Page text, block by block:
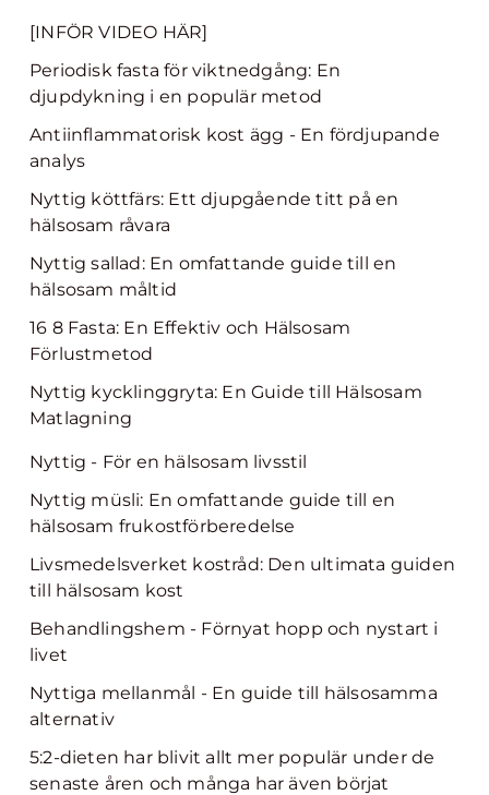
[INFÖR VIDEO HÄR]
Periodisk fasta för viktnedgång: En
djupdykning i en populär metod
Antiinflammatorisk kost ägg - En fördjupande
analys
Nyttig köttfärs: Ett djupgående titt på en
hälsosam råvara
Nyttig sallad: En omfattande guide till en
hälsosam måltid
16 8 Fasta: En Effektiv och Hälsosam
Förlustmetod
Nyttig kycklinggryta: En Guide till Hälsosam
Matlagning
Nyttig - För en hälsosam livsstil
Nyttig müsli: En omfattande guide till en
hälsosam frukostförberedelse
Livsmedelsverket kostråd: Den ultimata guiden
till hälsosam kost
Behandlingshem - Förnyat hopp och nystart i
livet
Nyttiga mellanmål - En guide till hälsosamma
alternativ
5:2-dieten har blivit allt mer populär under de
senaste åren och många har även börjat